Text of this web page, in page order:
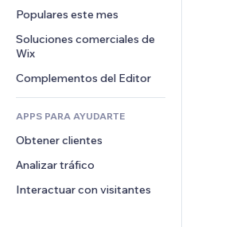
Crowdfunding
Alimentos y bebidas
Compartir archivos
Noticias
Servicios de contenido
Efectos de texto
Botones y menús
Banners e insignias
Calculadoras
Buscar
Comentarios
Teléfono
Comunidad
Reseñas y testimonios
Populares este mes
Soluciones comerciales de
Wix
Complementos del Editor
APPS PARA AYUDARTE
Obtener clientes
Analizar tráfico
Interactuar con visitantes